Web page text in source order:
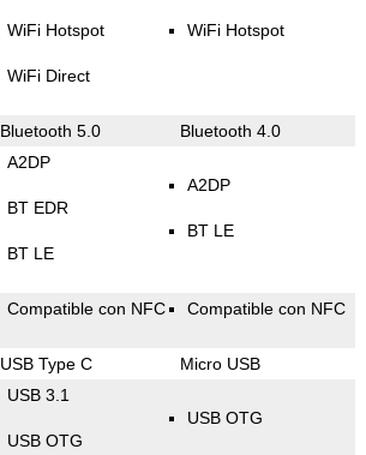
WiFi Hotspot
WiFi Direct
WiFi Hotspot
Bluetooth 5.0 Bluetooth 4.0
A2DP
BT EDR
BT LE
A2DP
BT LE
Compatible con NFC Compatible con NFC
USB Type C Micro USB
USB 3.1
USB OTG
USB OTG